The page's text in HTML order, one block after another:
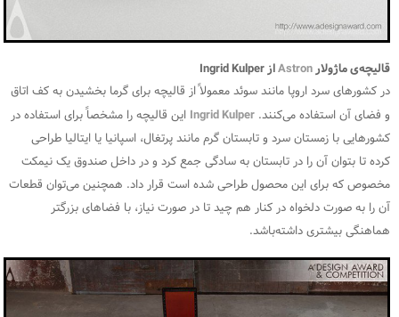
قالیچه‌ی ماژولارAstronاز Ingrid Kulper
در کشورهای سرد اروپا مانند سوئد معمولاً از قالیچه برای گرما بخشیدن به کف اتاق
و فضای آن استفاده می‌کنند. Ingrid Kulper این قالیچه را مشخصاً برای استفاده در
کشورهایی با زمستان سرد و تابستان گرم مانند پرتغال، اسپانیا یا ایتالیا طراحی
کرده تا بتوان آن را در تابستان به سادگی جمع کرد و در داخل صندوق یک نیمکت
مخصوص که برای این محصول طراحی شده است قرار داد. همچنین می‌توان قطعات
آن را به صورت دلخواه در کنار هم چید تا در صورت نیاز، با فضاهای بزرگتر
هماهنگی بیشتری داشته‌باشد.